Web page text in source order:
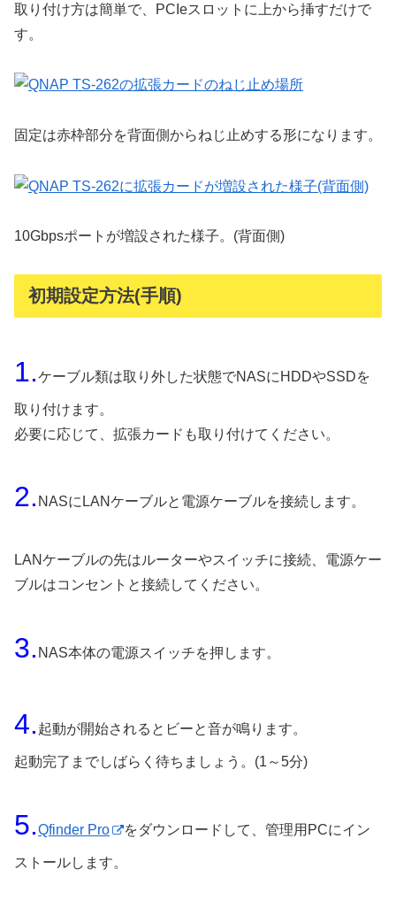
取り付け方は簡単で、PCIeスロットに上から挿すだけで
す。
固定は赤枠部分を背面側からねじ止めする形になります。
10Gbpsポートが増設された様子。(背面側)
初期設定方法(手順)
1.ケーブル類は取り外した状態でNASにHDDやSSDを
取り付けます。
必要に応じて、拡張カードも取り付けてください。
2. NASにLANケーブルと電源ケーブルを接続します。
LANケーブルの先はルーターやスイッチに接続、電源ケー
ブルはコンセントと接続してください。
3. NAS本体の電源スイッチを押します。
4. 起動が開始されるとビーと音が鳴ります。
起動完了までしばらく待ちましょう。(1～5分)
5.Qfinder Pro をダウンロードして、管理用PCにイン
ストールします。